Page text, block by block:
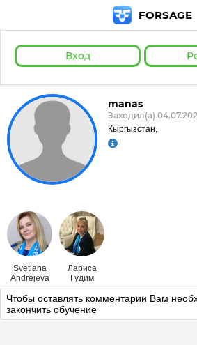
FORSAGE
Вход
manas
Заходил(а)
Кыргызстан,
Svetlana
Andrejeva
Лариса
Гудим
Чтобы оставлять комментарии Вам
закончить обучение